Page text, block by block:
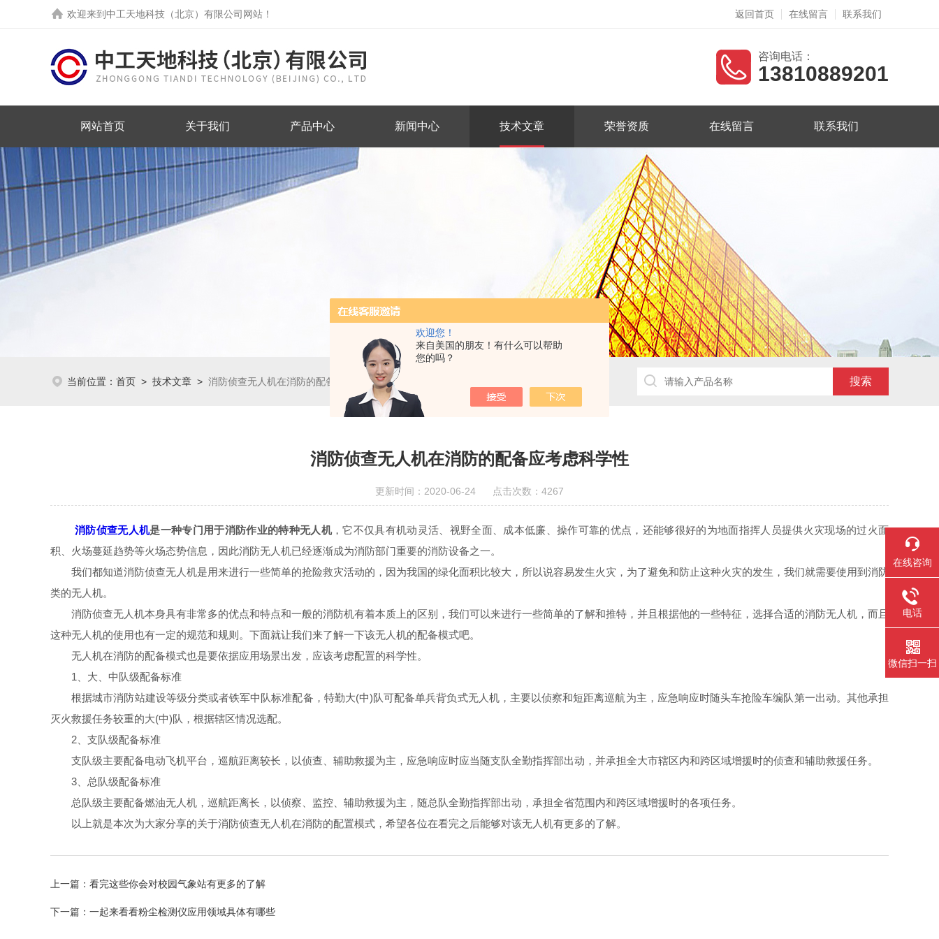
欢迎您！
来自美国的朋友！有什么可以帮助
您的吗？
欢迎来到中工天地科技（北京）有限公司网站！ 返回首页 在线留言 联系我们
咨询电话：
13810889201
网站首页 关于我们 产品中心 新闻中心 技术文章 荣誉资质 在线留言 联系我们
当前位置： 首页 > 技术文章 > 消防侦查无人机在消防的配备应考虑科学性
消防侦查无人机在消防的配备应考虑科学性
更新时间：2020-06-24 点击次数：4267
消防侦查无人机是一种专门用于消防作业的特种无人机，它不仅具有机动灵活、视野全面、成本低廉、操作可靠的优点，还能够很好的为地面指挥人员提供火灾现场的过火面
积、火场蔓延趋势等火场态势信息，因此消防无人机已经逐渐成为消防部门重要的消防设备之一。
我们都知道消防侦查无人机是用来进行一些简单的抢险救灾活动的，因为我国的绿化面积比较大，所以说容易发生火灾，为了避免和防止这种火灾的发生，我们就需要使用到消防
类的无人机。
消防侦查无人机本身具有非常多的优点和特点和一般的消防机有着本质上的区别，我们可以来进行一些简单的了解和推特，并且根据他的一些特征，选择合适的消防无人机，而且
这种无人机的使用也有一定的规范和规则。下面就让我们来了解一下该无人机的配备模式吧。
无人机在消防的配备模式也是要依据应用场景出发，应该考虑配置的科学性。
1、大、中队级配备标准
根据城市消防站建设等级分类或者铁军中队标准配备，特勤大(中)队可配备单兵背负式无人机，主要以侦察和短距离巡航为主，应急响应时随头车抢险车编队第一出动。其他承担
灭火救援任务较重的大(中)队，根据辖区情况选配。
2、支队级配备标准
支队级主要配备电动飞机平台，巡航距离较长，以侦查、辅助救援为主，应急响应时应当随支队全勤指挥部出动，并承担全大市辖区内和跨区域增援时的侦查和辅助救援任务。
3、总队级配备标准
总队级主要配备燃油无人机，巡航距离长，以侦察、监控、辅助救援为主，随总队全勤指挥部出动，承担全省范围内和跨区域增援时的各项任务。
以上就是本次为大家分享的关于消防侦查无人机在消防的配置模式，希望各位在看完之后能够对该无人机有更多的了解。
上一篇： 看完这些你会对校园气象站有更多的了解
下一篇： 一起来看看粉尘检测仪应用领域具体有哪些
在线咨询
电话
微信扫一扫